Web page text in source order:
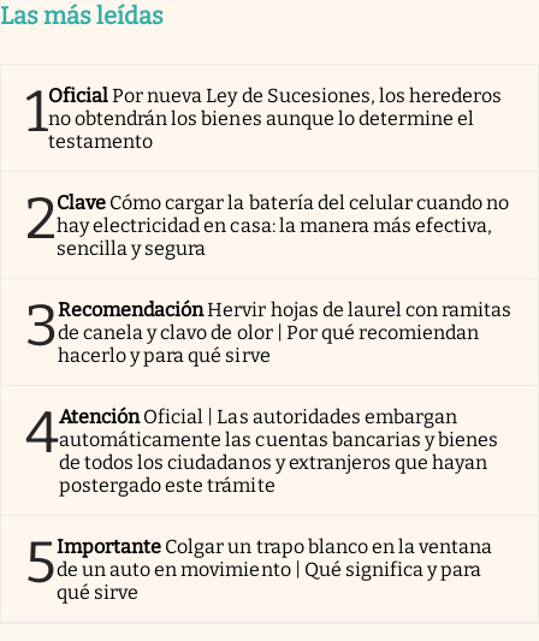
Las más leídas
1OficialPor nueva Ley de Sucesiones, los herederos
no obtendrán los bienes aunque lo determine el
testamento
2Clave Cómo cargar la batería del celular cuando no
hay electricidad en casa: la manera más efectiva,
sencilla y segura
3RecomendaciónHervir hojas de laurel con ramitas
de canela y clavo de olor | Por qué recomiendan
hacerlo y para qué sirve
4AtenciónOficial | Las autoridades embargan
automáticamente las cuentas bancarias y bienes
de todos los ciudadanos y extranjeros que hayan
postergado este trámite
5Importante Colgar un trapo blanco en la ventana
de un auto en movimiento | Qué significa y para
qué sirve